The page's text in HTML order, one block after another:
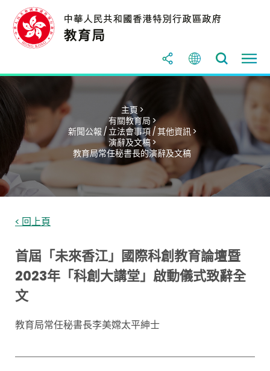
主頁 >
有關教育局 >
新聞公報 / 立法會事項 / 其他資訊 >
演辭及文稿 >
教育局常任秘書長的演辭及文稿
< 回上頁
首屆「未來香江」國際科創教育論壇暨
2023年「科創大講堂」啟動儀式致辭全
文
教育局常任秘書長李美嫦太平紳士